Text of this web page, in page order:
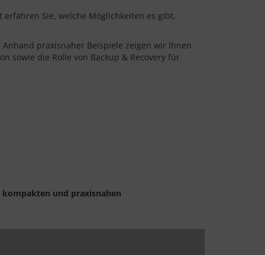
Sie, welche Möglichkeiten es gibt,
praxisnaher Beispiele zeigen wir Ihnen
sowie die Rolle von Backup & Recovery für
und praxisnahen